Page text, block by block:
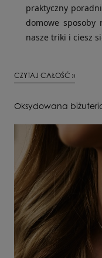
praktyczny
domowe sposoby
nasze triki i ciesz
CZYTAJ CAŁOŚĆ »
Oksydowana